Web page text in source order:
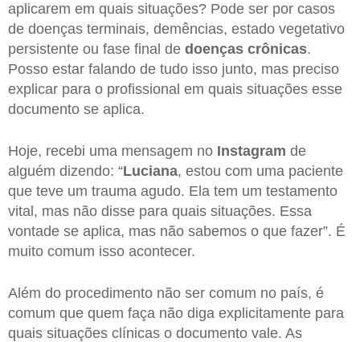
aplicarem em quais situações? Pode ser por casos
de doenças terminais, demências, estado vegetativo
persistente ou fase final de doenças crônicas.
Posso estar falando de tudo isso junto, mas preciso
explicar para o profissional em quais situações esse
documento se aplica.
Hoje, recebi uma mensagem no Instagram de
alguém dizendo: “Luciana, estou com uma paciente
que teve um trauma agudo. Ela tem um testamento
vital, mas não disse para quais situações. Essa
vontade se aplica, mas não sabemos o que fazer”. É
muito comum isso acontecer.
Além do procedimento não ser comum no país, é
comum que quem faça não diga explicitamente para
quais situações clínicas o documento vale. As